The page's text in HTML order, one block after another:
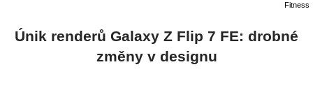
Fitness
Únik renderů Galaxy Z Flip 7 FE: drobné
změny v designu